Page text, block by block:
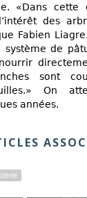
«Dans cette
des
Fabien
système de
sont
On
années.